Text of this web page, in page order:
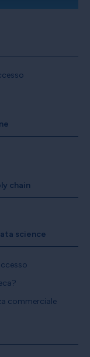
chain
science
commerciale